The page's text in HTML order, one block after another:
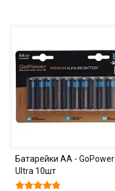
Батарейки АА - GoPower
Ultra 10шт